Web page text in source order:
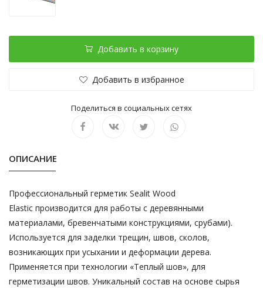
Добавить в корзину
Добавить в избранное
Поделиться в социальных сетях
ОПИСАНИЕ
Профессиональный герметик Sealit Wood
Elastic производится для работы с деревянными
материалами, бревенчатыми конструкциями, срубами).
Используется для заделки трещин, швов, сколов,
возникающих при усыхании и деформации дерева.
Применяется при технологии «Теплый шов», для
герметизации швов. Уникальный состав на основе сырья